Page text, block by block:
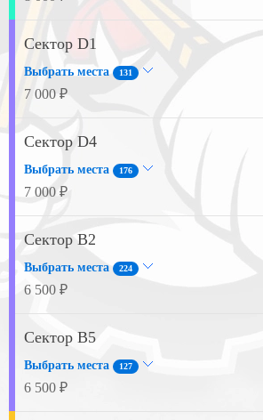
Сектор D1
Выбрать места 131
7 000 ₽
Сектор D4
Выбрать места 176
7 000 ₽
Сектор B2
Выбрать места 224
6 500 ₽
Сектор B5
Выбрать места 127
6 500 ₽